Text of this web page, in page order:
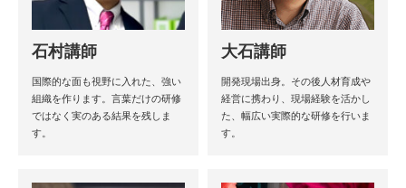
石村講師
国際的な面も視野に入れた、強い
組織を作ります。言葉だけの研修
ではなく実のある結果を残しま
す。
大石講師
開発現場出身。その後人材育成や
経営に携わり、現場経験を活かし
た、幅広い実際的な研修を行いま
す。